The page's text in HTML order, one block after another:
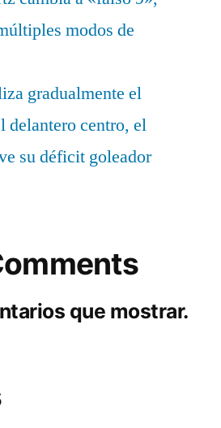
modos de
gradualmente el
delantero centro, el
su déficit goleador
que mostrar.